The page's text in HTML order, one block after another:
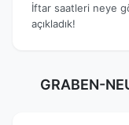
İftar saatleri neye
açıkladık!
GRABEN-